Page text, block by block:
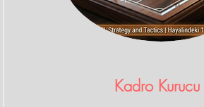
Kadro Kurucu